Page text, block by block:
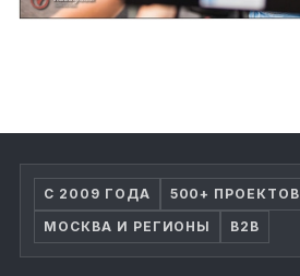
С 2009 ГОДА
500+ ПРОЕКТОВ
МОСКВА И РЕГИОНЫ
B2B